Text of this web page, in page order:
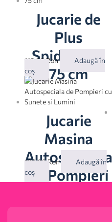
Jucarie de
Plus
SpiderMan
75 cm
119,00Ron
Adaugă în
coș
Jucarie
Masina
Autospeciala
de Pompieri
Lumini
109,00Ron
Adaugă în
coș